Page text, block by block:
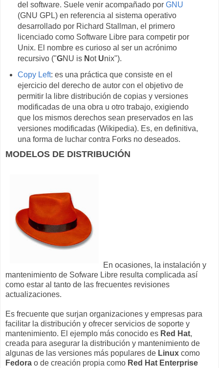
del software. Suele venir acompañado por GNU
(GNU GPL) en referencia al sistema operativo
desarrollado por Richard Stallman, el primero
licenciado como Software Libre para competir por
Unix. El nombre es curioso al ser un acrónimo
recursivo ("GNU is Not Unix").
Copy Left: es una práctica que consiste en el
ejercicio del derecho de autor con el objetivo de
permitir la libre distribución de copias y versiones
modificadas de una obra u otro trabajo, exigiendo
que los mismos derechos sean preservados en las
versiones modificadas (Wikipedia). Es, en definitiva,
una forma de luchar contra Forks no deseados.
MODELOS DE DISTRIBUCIÓN
En ocasiones, la instalación y
mantenimiento de Sofware Libre resulta complicada así
como estar al tanto de las frecuentes revisiones
actualizaciones.
Es frecuente que surjan organizaciones y empresas para
facilitar la distribución y ofrecer servicios de soporte y
mantenimiento. El ejemplo más conocido es Red Hat,
creada para asegurar la distribución y mantenimiento de
algunas de las versiones más populares de Linux como
Fedora o de creación propia como Red Hat Enterprise